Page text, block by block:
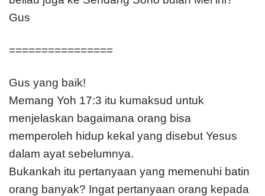
Gus
================
Gus yang baik!
Memang Yoh 17:3 itu kumaksud untuk
menjelaskan bagaimana orang bisa
memperoleh hidup kekal yang disebut Yesus
dalam ayat sebelumnya.
Bukankah itu pertanyaan yang memenuhi batin
orang banyak? Ingat pertanyaan orang kepada